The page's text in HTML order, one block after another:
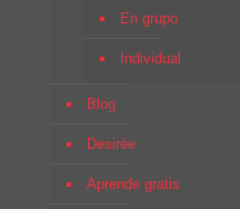
En grupo
Individual
Blog
Desirée
Aprende gratis